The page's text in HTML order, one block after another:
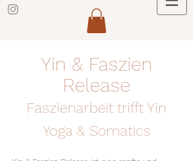
Yin & Faszien
Release
Faszienarbeit trifft Yin
Yoga & Somatics